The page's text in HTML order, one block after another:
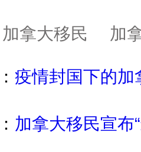
加拿大移民 加
疫情封国下的加
加拿大移民宣布